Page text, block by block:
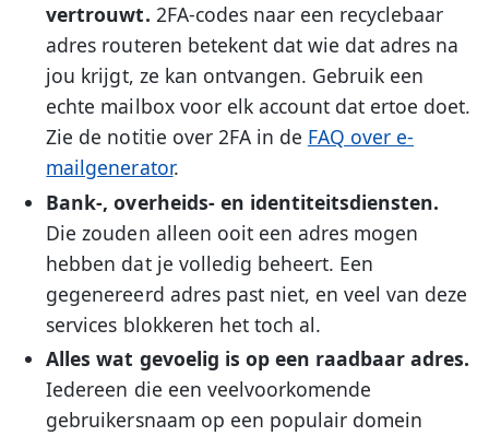
vertrouwt. 2FA-codes naar een recyclebaar
adres routeren betekent dat wie dat adres na
jou krijgt, ze kan ontvangen. Gebruik een
echte mailbox voor elk account dat ertoe doet.
Zie de notitie over 2FA in de FAQ over e-
mailgenerator.
Bank-, overheids- en identiteitsdiensten.
Die zouden alleen ooit een adres mogen
hebben dat je volledig beheert. Een
gegenereerd adres past niet, en veel van deze
services blokkeren het toch al.
Alles wat gevoelig is op een raadbaar adres.
Iedereen die een veelvoorkomende
gebruikersnaam op een populair domein